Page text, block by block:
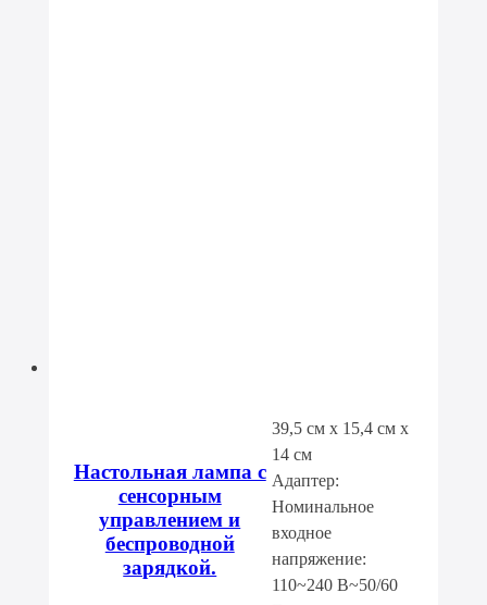
Настольная лампа с
сенсорным
управлением и
беспроводной
зарядкой.
39,5 см x 15,4 см x
14 см
Адаптер:
Номинальное
входное
напряжение:
110~240 В~50/60